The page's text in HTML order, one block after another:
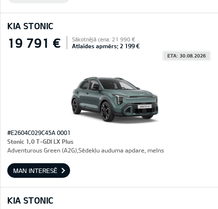
KIA STONIC
19 791 € Sākotnējā cena: 21 990 €
Atlaides apmērs: 2 199 €
ETA: 30.08.2026
#E2604C029C45A 0001
Stonic 1,0 T-GDI LX Plus
Adventurous Green (A2G),Sēdekļu auduma apdare, melns
MAN INTERESĒ
KIA STONIC